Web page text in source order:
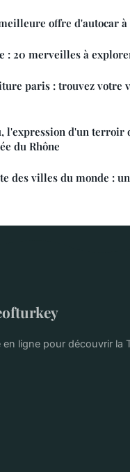
offre d'autocar
: 20 merveilles à
paris : trouvez votre
l'expression d'un terroir
du Rhône
des villes du monde :
en ligne pour découvrir la